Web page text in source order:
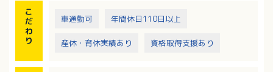
こ
だ
わ
り
車通勤可 年間休日110日以上
産休・育休実績あり 資格取得支援あり